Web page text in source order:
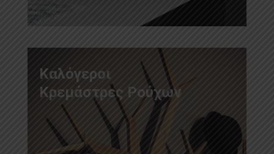
Καλόγεροι
Κρεμάστρες Ρούχων